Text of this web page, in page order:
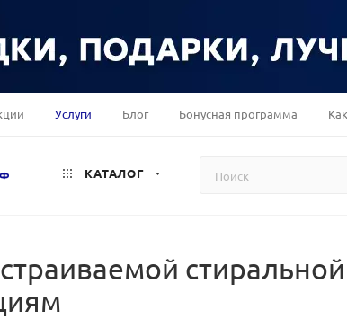
Услуги Блог Бонусная программа
КАТАЛОГ